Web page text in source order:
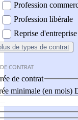
Profession
Profession libérale
Reprise d'entreprise
de types de contrat
CONTRAT
de contrat
minimale (en mois)